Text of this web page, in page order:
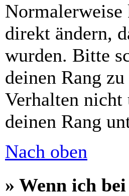
Normalerweise
direkt ändern,
wurden. Bitte
deinen Rang
Verhalten
deinen Rang
Nach oben
» Wenn ich